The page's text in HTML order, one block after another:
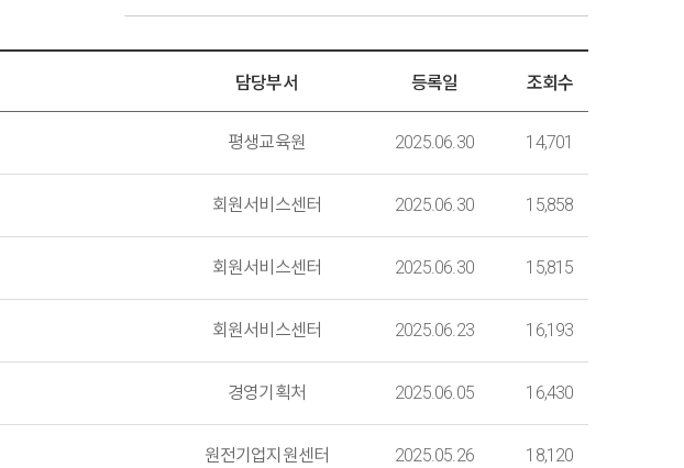
담당부서 등록일 조회수
평생교육원 2025.06.30 14,701
회원서비스센터 2025.06.30 15,858
회원서비스센터 2025.06.30 15,815
회원서비스센터 2025.06.23 16,193
경영기획처 2025.06.05 16,430
원전기업지원센터 2025.05.26 18,120